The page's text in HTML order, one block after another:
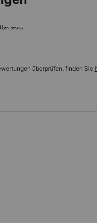
überprüfen, finden Sie